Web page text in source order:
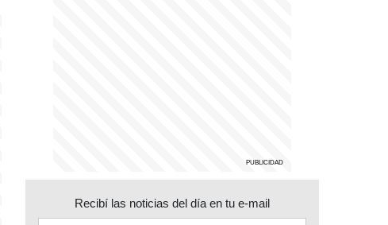
Recibí las noticias del día en tu e-mail